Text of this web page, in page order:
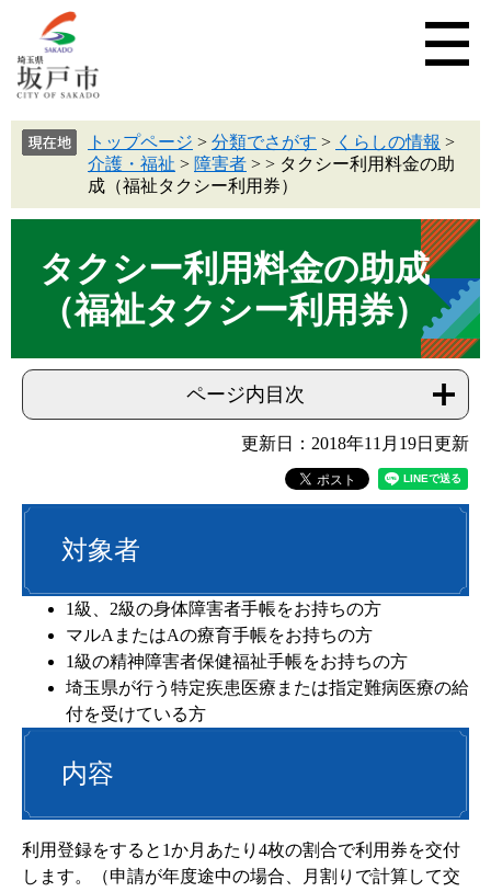
トップページ > 分類でさがす > くらしの情報 >
介護・福祉 > 障害者 > > タクシー利用料金の助
成（福祉タクシー利用券）
タクシー利用料金の助成
（福祉タクシー利用券）
ページ内目次
更新日：2018年11月19日更新
対象者
1級、2級の身体障害者手帳をお持ちの方
マルAまたはAの療育手帳をお持ちの方
1級の精神障害者保健福祉手帳をお持ちの方
埼玉県が行う特定疾患医療または指定難病医療の給
付を受けている方
内容
利用登録をすると1か月あたり4枚の割合で利用券を交付
します。（申請が年度途中の場合、月割りで計算して交